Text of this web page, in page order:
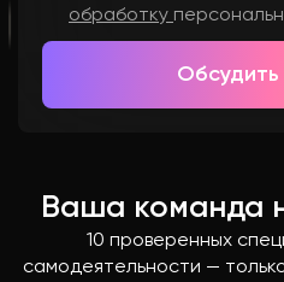
обработку
Ваша команда
10 проверенных
самодеятельности —